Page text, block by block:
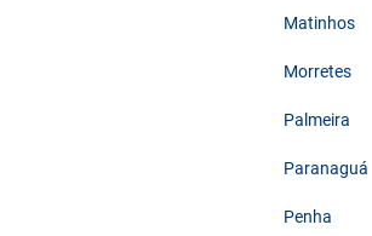
Matinhos
Morretes
Palmeira
Paranaguá
Penha